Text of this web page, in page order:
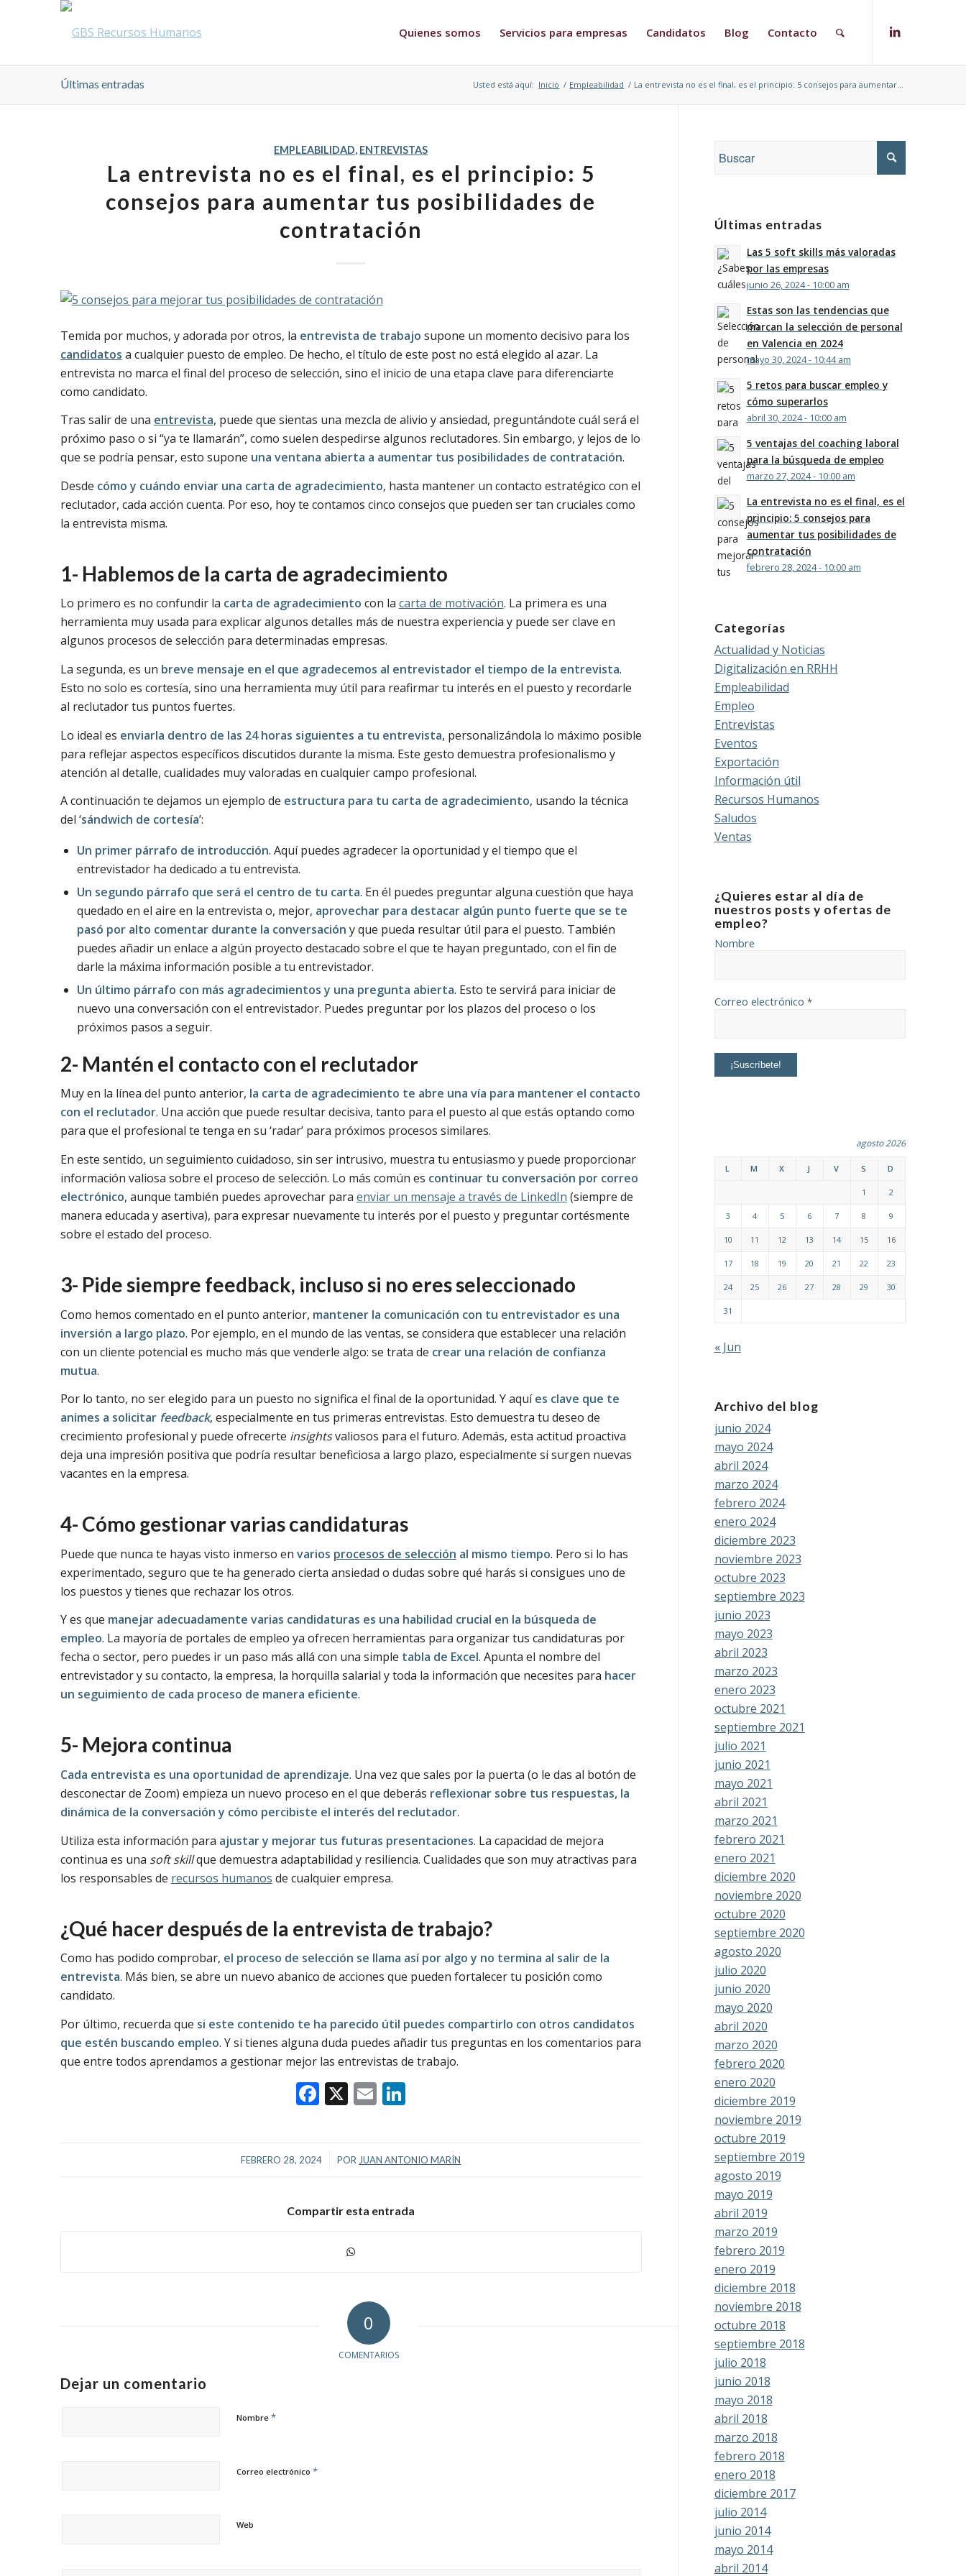
Quienes somos Servicios para empresas Candidatos Blog Contacto
Últimas entradas Usted está aquí: Inicio / Empleabilidad / La entrevista no es el final, es el principio: 5 consejos para aumentar...
EMPLEABILIDAD, ENTREVISTAS
La entrevista no es el final, es el principio: 5
consejos para aumentar tus posibilidades de
contratación
Temida por muchos, y adorada por otros, la entrevista de trabajo supone un momento decisivo para los
candidatos a cualquier puesto de empleo. De hecho, el título de este post no está elegido al azar. La
entrevista no marca el final del proceso de selección, sino el inicio de una etapa clave para diferenciarte
como candidato.
Tras salir de una entrevista, puede que sientas una mezcla de alivio y ansiedad, preguntándote cuál será el
próximo paso o si “ya te llamarán”, como suelen despedirse algunos reclutadores. Sin embargo, y lejos de lo
que se podría pensar, esto supone una ventana abierta a aumentar tus posibilidades de contratación.
Desde cómo y cuándo enviar una carta de agradecimiento, hasta mantener un contacto estratégico con el
reclutador, cada acción cuenta. Por eso, hoy te contamos cinco consejos que pueden ser tan cruciales como
la entrevista misma.
1- Hablemos de la carta de agradecimiento
Lo primero es no confundir la carta de agradecimiento con la carta de motivación. La primera es una
herramienta muy usada para explicar algunos detalles más de nuestra experiencia y puede ser clave en
algunos procesos de selección para determinadas empresas.
La segunda, es un breve mensaje en el que agradecemos al entrevistador el tiempo de la entrevista.
Esto no solo es cortesía, sino una herramienta muy útil para reafirmar tu interés en el puesto y recordarle
al reclutador tus puntos fuertes.
Lo ideal es enviarla dentro de las 24 horas siguientes a tu entrevista, personalizándola lo máximo posible
para reflejar aspectos específicos discutidos durante la misma. Este gesto demuestra profesionalismo y
atención al detalle, cualidades muy valoradas en cualquier campo profesional.
A continuación te dejamos un ejemplo de estructura para tu carta de agradecimiento, usando la técnica
del ‘sándwich de cortesía’:
Un primer párrafo de introducción. Aquí puedes agradecer la oportunidad y el tiempo que el
entrevistador ha dedicado a tu entrevista.
Un segundo párrafo que será el centro de tu carta. En él puedes preguntar alguna cuestión que haya
quedado en el aire en la entrevista o, mejor, aprovechar para destacar algún punto fuerte que se te
pasó por alto comentar durante la conversación y que pueda resultar útil para el puesto. También
puedes añadir un enlace a algún proyecto destacado sobre el que te hayan preguntado, con el fin de
darle la máxima información posible a tu entrevistador.
Un último párrafo con más agradecimientos y una pregunta abierta. Esto te servirá para iniciar de
nuevo una conversación con el entrevistador. Puedes preguntar por los plazos del proceso o los
próximos pasos a seguir.
2- Mantén el contacto con el reclutador
Muy en la línea del punto anterior, la carta de agradecimiento te abre una vía para mantener el contacto
con el reclutador. Una acción que puede resultar decisiva, tanto para el puesto al que estás optando como
para que el profesional te tenga en su ‘radar’ para próximos procesos similares.
En este sentido, un seguimiento cuidadoso, sin ser intrusivo, muestra tu entusiasmo y puede proporcionar
información valiosa sobre el proceso de selección. Lo más común es continuar tu conversación por correo
electrónico, aunque también puedes aprovechar para enviar un mensaje a través de LinkedIn (siempre de
manera educada y asertiva), para expresar nuevamente tu interés por el puesto y preguntar cortésmente
sobre el estado del proceso.
3- Pide siempre feedback, incluso si no eres seleccionado
Como hemos comentado en el punto anterior, mantener la comunicación con tu entrevistador es una
inversión a largo plazo. Por ejemplo, en el mundo de las ventas, se considera que establecer una relación
con un cliente potencial es mucho más que venderle algo: se trata de crear una relación de confianza
mutua.
Por lo tanto, no ser elegido para un puesto no significa el final de la oportunidad. Y aquíes clave que te
animes a solicitar feedback, especialmente en tus primeras entrevistas. Esto demuestra tu deseo de
crecimiento profesional y puede ofrecerte insightsvaliosos para el futuro. Además, esta actitud proactiva
deja una impresión positiva que podría resultar beneficiosa a largo plazo, especialmente si surgen nuevas
vacantes en la empresa.
4- Cómo gestionar varias candidaturas
Puede que nunca te hayas visto inmerso en varios procesos de selección al mismo tiempo. Pero si lo has
experimentado, seguro que te ha generado cierta ansiedad o dudas sobre qué harás si consigues uno de
los puestos y tienes que rechazar los otros.
Y es que manejar adecuadamente varias candidaturas es una habilidad crucial en la búsqueda de
empleo. La mayoría de portales de empleo ya ofrecen herramientas para organizar tus candidaturas por
fecha o sector, pero puedes ir un paso más allá con una simple tabla de Excel. Apunta el nombre del
entrevistador y su contacto, la empresa, la horquilla salarial y toda la información que necesites para hacer
un seguimiento de cada proceso de manera eficiente.
5- Mejora continua
Cada entrevista es una oportunidad de aprendizaje. Una vez que sales por la puerta (o le das al botón de
desconectar de Zoom) empieza un nuevo proceso en el que deberás reflexionar sobre tus respuestas, la
dinámica de la conversación y cómo percibiste el interés del reclutador.
Utiliza esta información para ajustar y mejorar tus futuras presentaciones. La capacidad de mejora
continua es una soft skillque demuestra adaptabilidad y resiliencia. Cualidades que son muy atractivas para
los responsables de recursos humanos de cualquier empresa.
¿Qué hacer después de la entrevista de trabajo?
Como has podido comprobar, el proceso de selección se llama así por algo y no termina al salir de la
entrevista. Más bien, se abre un nuevo abanico de acciones que pueden fortalecer tu posición como
candidato.
Por último, recuerda que si este contenido te ha parecido útil puedes compartirlo con otros candidatos
que estén buscando empleo. Y si tienes alguna duda puedes añadir tus preguntas en los comentarios para
que entre todos aprendamos a gestionar mejor las entrevistas de trabajo.
Facebook
X Email
FEBRERO 28, 2024
/ POR JUAN ANTONIO MARÍN
Compartir esta entrada
0
COMENTARIOS
Dejar un comentario
Nombre *
Correo electrónico *
Web
Últimas entradas
Las 5 soft skills más valoradas
por las empresas
junio 26, 2024 - 10:00 am
Estas son las tendencias que
marcan la selección de personal
en Valencia en 2024
mayo 30, 2024 - 10:44 am
5 retos para buscar empleo y
cómo superarlos
abril 30, 2024 - 10:00 am
5 ventajas del coaching laboral
para la búsqueda de empleo
marzo 27, 2024 - 10:00 am
La entrevista no es el final, es el
principio: 5 consejos para
aumentar tus posibilidades de
contratación
febrero 28, 2024 - 10:00 am
Categorías
Actualidad y Noticias
Digitalización en RRHH
Empleabilidad
Empleo
Entrevistas
Eventos
Exportación
Información útil
Recursos Humanos
Saludos
Ventas
¿Quieres estar al día de
nuestros posts y ofertas de
empleo?
Nombre
Correo electrónico *
agosto 2026
L M X J V S D
1 2
3 4 5 6 7 8 9
10 11 12 13 14 15 16
17 18 19 20 21 22 23
24 25 26 27 28 29 30
31
« Jun
Archivo del blog
junio 2024
mayo 2024
abril 2024
marzo 2024
febrero 2024
enero 2024
diciembre 2023
noviembre 2023
octubre 2023
septiembre 2023
junio 2023
mayo 2023
abril 2023
marzo 2023
enero 2023
octubre 2021
septiembre 2021
julio 2021
junio 2021
mayo 2021
abril 2021
marzo 2021
febrero 2021
enero 2021
diciembre 2020
noviembre 2020
octubre 2020
septiembre 2020
agosto 2020
julio 2020
junio 2020
mayo 2020
abril 2020
marzo 2020
febrero 2020
enero 2020
diciembre 2019
noviembre 2019
octubre 2019
septiembre 2019
agosto 2019
mayo 2019
abril 2019
marzo 2019
febrero 2019
enero 2019
diciembre 2018
noviembre 2018
octubre 2018
septiembre 2018
julio 2018
junio 2018
mayo 2018
abril 2018
marzo 2018
febrero 2018
enero 2018
diciembre 2017
julio 2014
junio 2014
mayo 2014
abril 2014